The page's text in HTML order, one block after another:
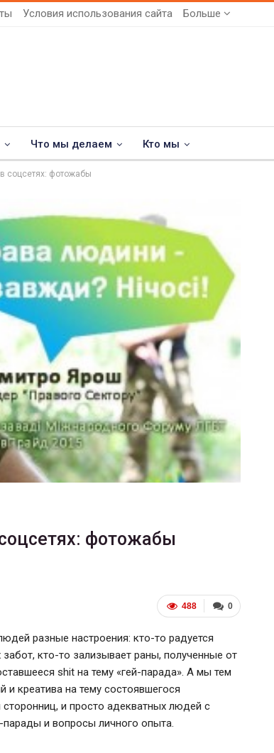
Условия использования сайта Больше
Что мы делаем Кто мы
соцсетях: фотожабы
фотожабы
0
488
разные настроения: кто-то радуется
кто-то зализывает раны, полученные от
shit на тему «гей-парада». А мы тем
креатива на тему состоявшегося
сторонниц, и просто адекватных людей с
и вопросы личного опыта.
ФОТО
В Берлине отпраздновали
легализацию гей-браков
ГЕЙ-АЛЬЯНС УКРАИНА Июл 2, 2017 0